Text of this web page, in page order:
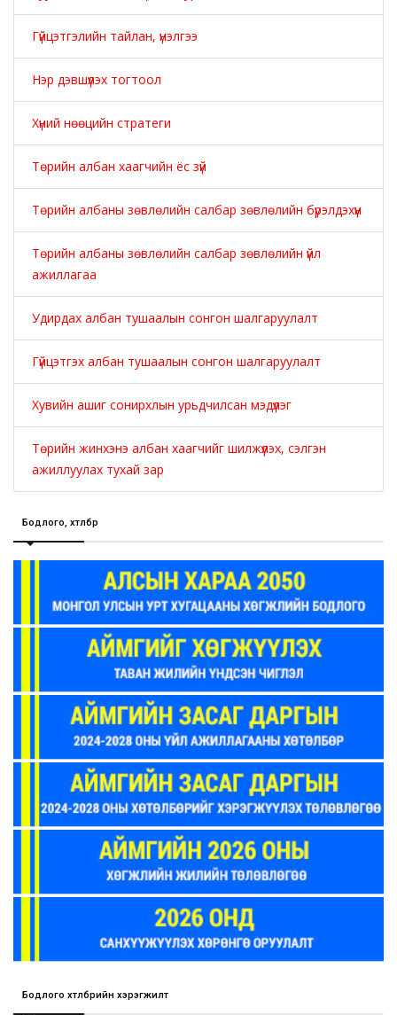
Гүйцэтгэлийн тайлан, үнэлгээ
Нэр дэвшүүлэх тогтоол
Хүний нөөцийн стратеги
Төрийн албан хаагчийн ёс зүй
Төрийн албаны зөвлөлийн салбар зөвлөлийн бүрэлдэхүүн
Төрийн албаны зөвлөлийн салбар зөвлөлийн үйл
ажиллагаа
Удирдах албан тушаалын сонгон шалгаруулалт
Гүйцэтгэх албан тушаалын сонгон шалгаруулалт
Хувийн ашиг сонирхлын урьдчилсан мэдүүлэг
Төрийн жинхэнэ албан хаагчийг шилжүүлэх, сэлгэн
ажиллуулах тухай зар
Бодлого, хөтөлбөр
Бодлого хөтөлбөрийн хэрэгжилт